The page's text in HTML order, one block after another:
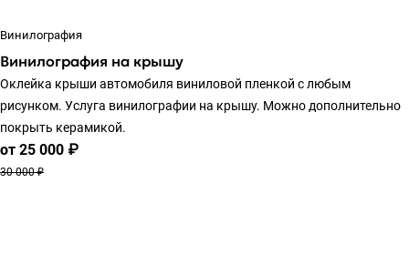
Винилография
Винилография на крышу
Оклейка крыши автомобиля виниловой пленкой с любым
рисунком. Услуга винилографии на крышу. Можно дополнительно
покрыть керамикой.
от 25 000 ₽
30 000 ₽